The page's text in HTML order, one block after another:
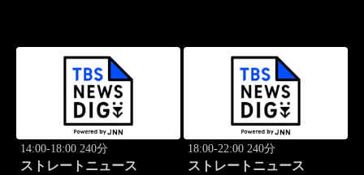
14:00-18:00 240分
ストレートニュース
18:00-22:00 240分
ストレートニュース